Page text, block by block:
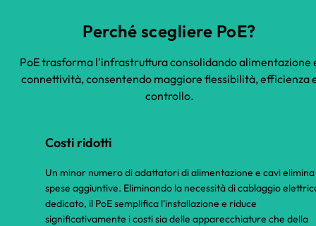
Perché scegliere PoE?
PoE trasforma l'infrastruttura consolidando alimentazione
connettività, consentendo maggiore flessibilità, efficienza
controllo.
Costi ridotti
Un minor numero di adattatori di alimentazione e cavi
spese aggiuntive. Eliminando la necessità di cablaggio
dedicato, il PoE semplifica l'installazione e riduce
significativamente i costi sia delle apparecchiature che della